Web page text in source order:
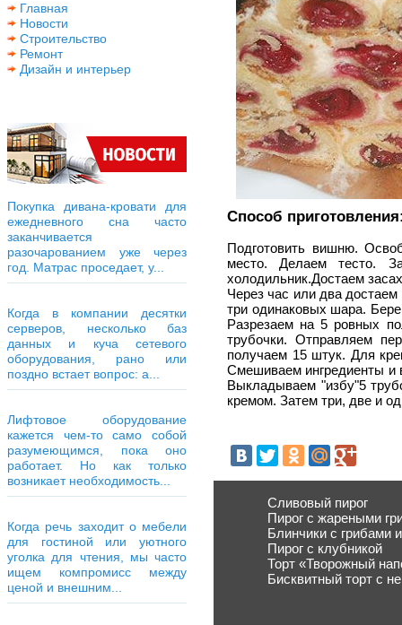
Главная
Новости
Строительство
Ремонт
Дизайн и интерьер
Покупка дивана-кровати для
ежедневного сна часто
заканчивается
разочарованием уже через
год. Матрас проседает, у...
Когда в компании десятки
серверов, несколько баз
данных и куча сетевого
оборудования, рано или
поздно встает вопрос: а...
Лифтовое оборудование
кажется чем-то само собой
разумеющимся, пока оно
работает. Но как только
возникает необходимость...
Когда речь заходит о мебели
для гостиной или уютного
уголка для чтения, мы часто
ищем компромисс между
ценой и внешним...
Способ
Подготовить вишню.
место. Делаем тесто.
холодильник.Достаем
Через час или два
три одинаковых шара.
Разрезаем на 5 ровных
трубочки. Отправляем
получаем 15 штук. Для
Смешиваем ингредиенты и
Выкладываем "избу"5
кремом. Затем три, две и
Сливовый пирог
Пирог с жареными
Блинчики с грибами
Пирог с клубникой
Торт «Творожный
Бисквитный торт с